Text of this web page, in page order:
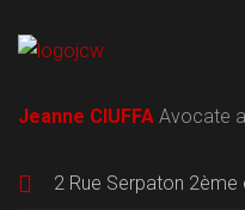
Jeanne CIUFFA Avocate
2 Rue Serpaton